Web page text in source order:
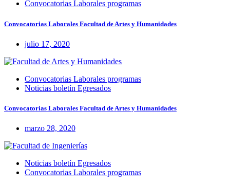
Convocatorias Laborales programas
Convocatorias Laborales Facultad de Artes y Humanidades
julio 17, 2020
Convocatorias Laborales programas
Noticias boletín Egresados
Convocatorias Laborales Facultad de Artes y Humanidades
marzo 28, 2020
Noticias boletín Egresados
Convocatorias Laborales programas